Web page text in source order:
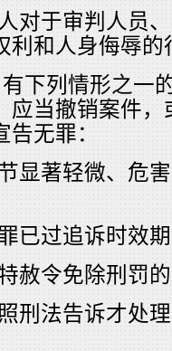
对于审判人员
利和人身侮辱
下列情形之一
应当撤销案件
告无罪：
显著轻微、危
已过追诉时效
赦令免除刑罚
刑法告诉才处